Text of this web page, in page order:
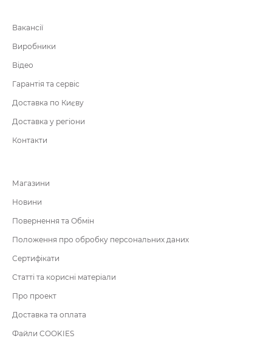
Вакансії
Виробники
Відео
Гарантія та сервіс
Доставка по Києву
Доставка у регіони
Контакти
Магазини
Новини
Повернення та Обмін
Положення про обробку персональних даних
Сертифікати
Статті та корисні матеріали
Про проект
Доставка та оплата
Файли COOKIES